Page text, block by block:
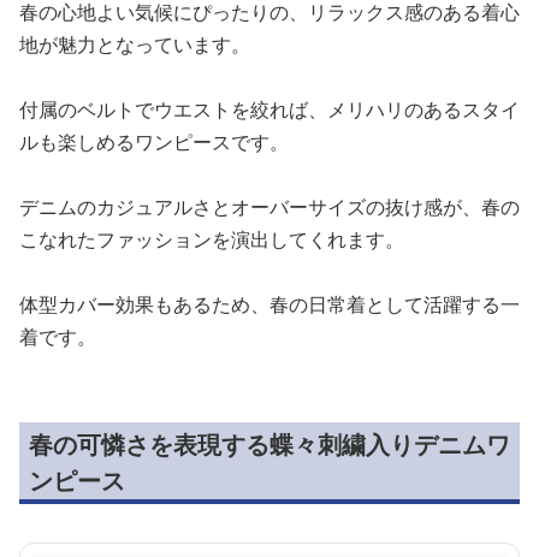
春の心地よい気候にぴったりの、リラックス感のある着心
地が魅力となっています。
付属のベルトでウエストを絞れば、メリハリのあるスタイ
ルも楽しめるワンピースです。
デニムのカジュアルさとオーバーサイズの抜け感が、春の
こなれたファッションを演出してくれます。
体型カバー効果もあるため、春の日常着として活躍する一
着です。
春の可憐さを表現する蝶々刺繍入りデニムワ
ンピース